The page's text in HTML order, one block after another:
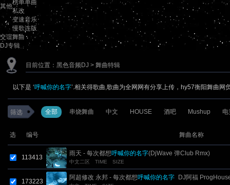
其他
榜单单曲
私改
变速音乐
慢歌连版
交谊舞曲
DJ专辑
目前位置： 黑色音频DJ > 舞曲特辑
以下是 ‘呼喊你的名字’.相关得歌曲,歌曲为全网网有分享上传，hy57衡阳舞曲网
筛选 全部 串烧舞曲 中文 HOUSE 酒吧 Mushup 电
选 编号 舞曲名称
113413
雨天 - 每次都想呼喊你的名字(DjWave 弹Club Rmx)
中文二区 TIME SIZE
173223
阿超修改 永邦 - 每次都想呼喊你的名字 _DJ阿福